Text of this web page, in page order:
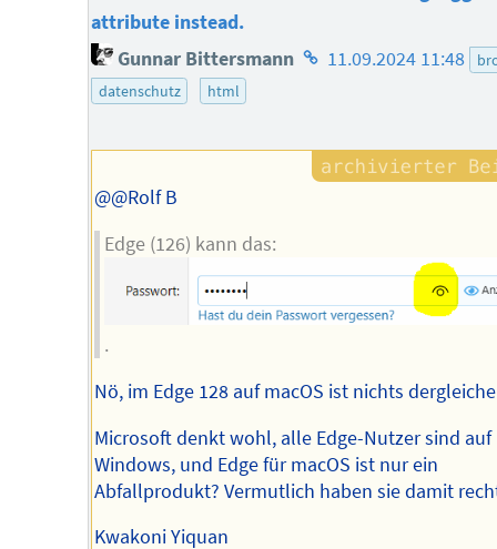
attribute instead.
Gunnar Bittersmann Homepage
11.09.2024 11:48
datenschutz
html
@@Rolf B
Edge (126) kann das:
.
Nö, im Edge 128 auf macOS ist nichts
Microsoft denkt wohl, alle Edge-Nutzer sind auf
Windows, und Edge für macOS ist nur ein
Abfallprodukt? Vermutlich haben sie damit
Kwakoni Yiquan